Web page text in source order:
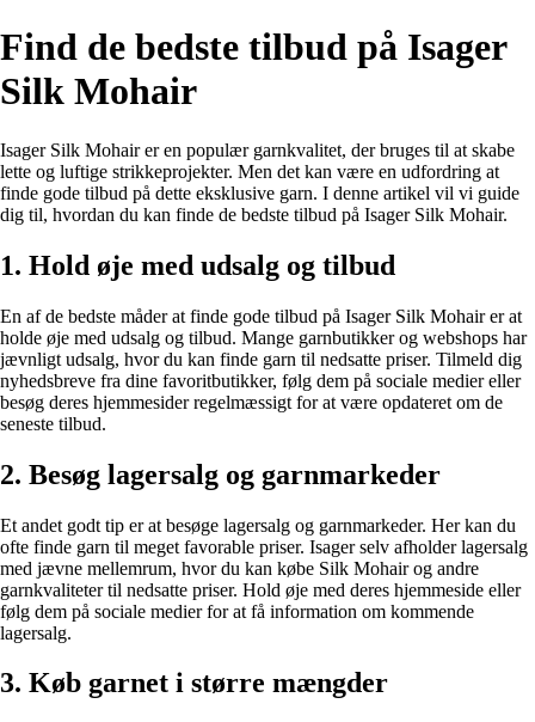
Find de bedste tilbud på Isager
Silk Mohair
Isager Silk Mohair er en populær garnkvalitet, der bruges til at skabe
lette og luftige strikkeprojekter. Men det kan være en udfordring at
finde gode tilbud på dette eksklusive garn. I denne artikel vil vi guide
dig til, hvordan du kan finde de bedste tilbud på Isager Silk Mohair.
1. Hold øje med udsalg og tilbud
En af de bedste måder at finde gode tilbud på Isager Silk Mohair er at
holde øje med udsalg og tilbud. Mange garnbutikker og webshops har
jævnligt udsalg, hvor du kan finde garn til nedsatte priser. Tilmeld dig
nyhedsbreve fra dine favoritbutikker, følg dem på sociale medier eller
besøg deres hjemmesider regelmæssigt for at være opdateret om de
seneste tilbud.
2. Besøg lagersalg og garnmarkeder
Et andet godt tip er at besøge lagersalg og garnmarkeder. Her kan du
ofte finde garn til meget favorable priser. Isager selv afholder lagersalg
med jævne mellemrum, hvor du kan købe Silk Mohair og andre
garnkvaliteter til nedsatte priser. Hold øje med deres hjemmeside eller
følg dem på sociale medier for at få information om kommende
lagersalg.
3. Køb garnet i større mængder